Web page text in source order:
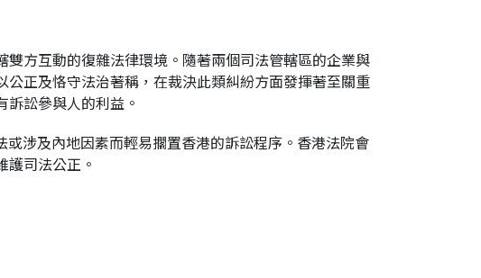
方互動的復雜法律環境。隨著兩個司法管轄區的企業與
正及恪守法治著稱，在裁決此類糾紛方面發揮著至關重
訟參與人的利益。
涉及內地因素而輕易擱置香港的訴訟程序。香港法院會
司法公正。